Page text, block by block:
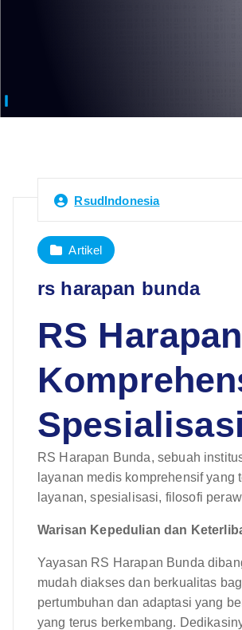
RsudIndonesia
Artikel
rs harapan bunda
RS
RS Harapan Bunda, sebuah
layanan medis komprehensif
layanan, spesialisasi, filosofi
Warisan Kepedulian dan
Yayasan RS Harapan Bunda
mudah diakses dan berkualitas
pertumbuhan dan adaptasi yang
yang terus berkembang.